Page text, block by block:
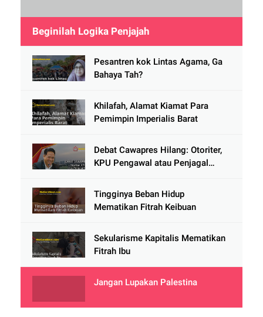
Beginilah Logika Penjajah
Pesantren kok Lintas Agama, Ga
Bahaya Tah?
Khilafah, Alamat Kiamat Para
Pemimpin Imperialis Barat
Debat Cawapres Hilang: Otoriter,
KPU Pengawal atau Penjagal
Tingginya Beban Hidup
Mematikan Fitrah Keibuan
Sekularisme Kapitalis Mematikan
Fitrah Ibu
Jangan Lupakan Palestina